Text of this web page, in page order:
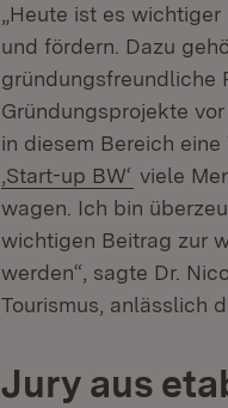
„Heute ist es
und fördern. Dazu
gründungsfreundliche
Gründungsprojekte
in diesem Bereich
‚Start-up BW‘ (Öffnet
viele
wagen. Ich bin
wichtigen Beitrag zur
werden“, sagte Dr.
Tourismus, anlässlich
Jury aus